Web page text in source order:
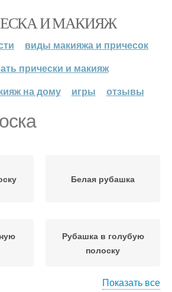
И МАКИЯЖ
виды макияжа и причесок
прически и макияж
на дому
игры отзывы
Белая рубашка
Рубашка в голубую
полоску
Показать все